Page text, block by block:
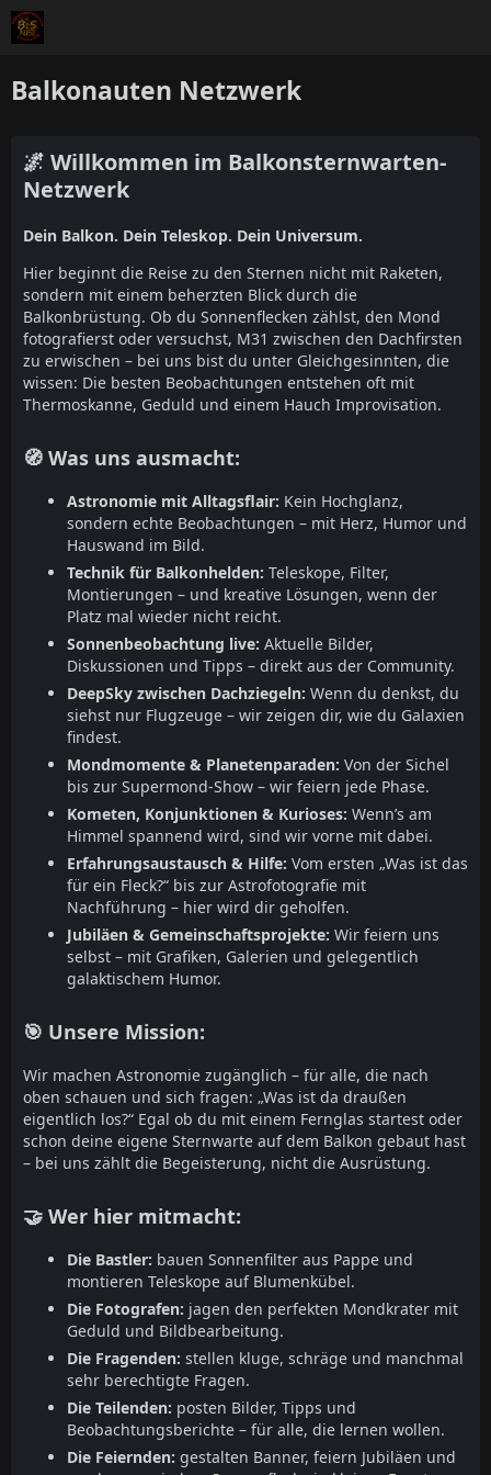
Balkonauten Netzwerk
🌌 Willkommen im Balkonsternwarten-
Netzwerk
Dein Balkon. Dein Teleskop. Dein Universum.
Hier beginnt die Reise zu den Sternen nicht mit Raketen,
sondern mit einem beherzten Blick durch die
Balkonbrüstung. Ob du Sonnenflecken zählst, den Mond
fotografierst oder versuchst, M31 zwischen den Dachfirsten
zu erwischen – bei uns bist du unter Gleichgesinnten, die
wissen: Die besten Beobachtungen entstehen oft mit
Thermoskanne, Geduld und einem Hauch Improvisation.
🧭 Was uns ausmacht:
Astronomie mit Alltagsflair: Kein Hochglanz,
sondern echte Beobachtungen – mit Herz, Humor und
Hauswand im Bild.
Technik für Balkonhelden: Teleskope, Filter,
Montierungen – und kreative Lösungen, wenn der
Platz mal wieder nicht reicht.
Sonnenbeobachtung live: Aktuelle Bilder,
Diskussionen und Tipps – direkt aus der Community.
DeepSky zwischen Dachziegeln: Wenn du denkst, du
siehst nur Flugzeuge – wir zeigen dir, wie du Galaxien
findest.
Mondmomente & Planetenparaden: Von der Sichel
bis zur Supermond-Show – wir feiern jede Phase.
Kometen, Konjunktionen & Kurioses: Wenn’s am
Himmel spannend wird, sind wir vorne mit dabei.
Erfahrungsaustausch & Hilfe: Vom ersten „Was ist das
für ein Fleck?“ bis zur Astrofotografie mit
Nachführung – hier wird dir geholfen.
Jubiläen & Gemeinschaftsprojekte: Wir feiern uns
selbst – mit Grafiken, Galerien und gelegentlich
galaktischem Humor.
🎯 Unsere Mission:
Wir machen Astronomie zugänglich – für alle, die nach
oben schauen und sich fragen: „Was ist da draußen
eigentlich los?“ Egal ob du mit einem Fernglas startest oder
schon deine eigene Sternwarte auf dem Balkon gebaut hast
– bei uns zählt die Begeisterung, nicht die Ausrüstung.
🤝 Wer hier mitmacht:
Die Bastler: bauen Sonnenfilter aus Pappe und
montieren Teleskope auf Blumenkübel.
Die Fotografen: jagen den perfekten Mondkrater mit
Geduld und Bildbearbeitung.
Die Fragenden: stellen kluge, schräge und manchmal
sehr berechtigte Fragen.
Die Teilenden: posten Bilder, Tipps und
Beobachtungsberichte – für alle, die lernen wollen.
Die Feiernden: gestalten Banner, feiern Jubiläen und